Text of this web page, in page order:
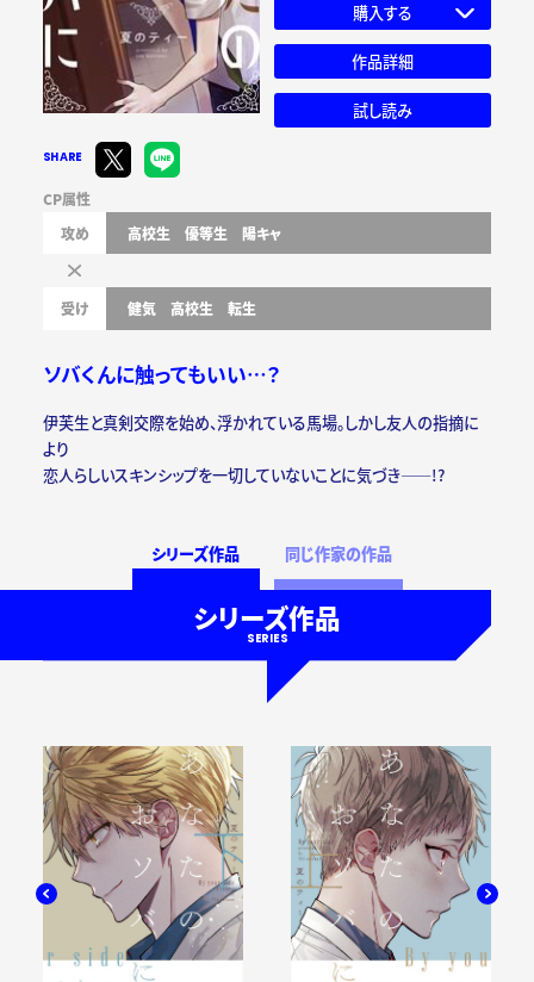
購入する
作品詳細
試し読み
SHARE
CP属性
攻め
高校生 優等生 陽キャ
受け 健気 高校生 転生
ソバくんに触ってもいい…？
伊芙生と真剣交際を始め、浮かれている馬場。しかし友人の指摘に
より
恋人らしいスキンシップを一切していないことに気づき――!?
シリーズ作品 同じ作家の作品
シリーズ作品
SERIES